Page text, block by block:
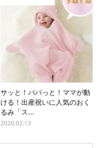
サッと！パパっと！ママが動
ける！出産祝いに人気のおく
るみ「ス...
2020.02.13